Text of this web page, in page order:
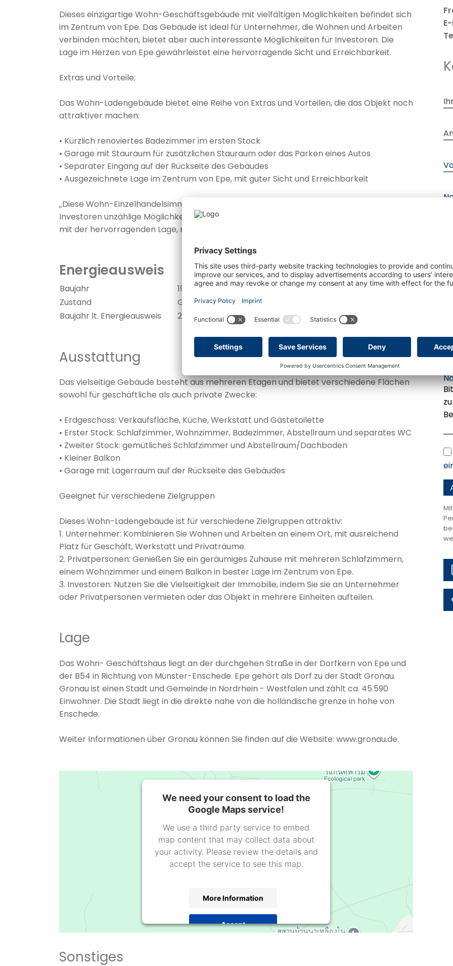
Dieses einzigartige Wohn-Geschäftsgebäude mit vielfältigen Möglichkeiten befindet sich
im Zentrum von Epe. Das Gebäude ist ideal für Unternehmer, die Wohnen und Arbeiten
verbinden möchten, bietet aber auch interessante Möglichkeiten für Investoren. Die
Lage im Herzen von Epe gewährleistet eine hervorragende Sicht und Erreichbarkeit.
Extras und Vorteile;
Das Wohn-Ladengebäude bietet eine Reihe von Extras und Vorteilen, die das Objekt noch
attraktiver machen:
• Kürzlich renoviertes Badezimmer im ersten Stock
• Garage mit Stauraum für zusätzlichen Stauraum oder das Parken eines Autos
• Separater Eingang auf der Rückseite des Gebäudes
• Ausgezeichnete Lage im Zentrum von Epe, mit guter Sicht und Erreichbarkeit
„Diese Wohn-Einzelhandelsimmobilie bietet Unternehmern, Privatpersonen und
Investoren unzählige Möglichkeiten. Die Kombination aus Wohnen und Arbeiten, gepaart
mit der hervorragenden Lage, macht diese Immobilie in ihrer Art einzigartig.“
Energieausweis
Baujahr
1939
Zustand
Gepflegt
Baujahr lt. Energieausweis
2010
Ausstattung
Das vielseitige Gebäude besteht aus mehreren Etagen und bietet verschiedene Flächen
sowohl für geschäftliche als auch private Zwecke:
• Erdgeschoss: Verkaufsfläche, Küche, Werkstatt und Gästetoilette
• Erster Stock: Schlafzimmer, Wohnzimmer, Badezimmer, Abstellraum und separates WC
• Zweiter Stock: gemütliches Schlafzimmer und Abstellraum/Dachboden
• Kleiner Balkon
• Garage mit Lagerraum auf der Rückseite des Gebäudes
Geeignet für verschiedene Zielgruppen
Dieses Wohn-Ladengebäude ist für verschiedene Zielgruppen attraktiv:
1. Unternehmer: Kombinieren Sie Wohnen und Arbeiten an einem Ort, mit ausreichend
Platz für Geschäft, Werkstatt und Privaträume.
2. Privatpersonen: Genießen Sie ein geräumiges Zuhause mit mehreren Schlafzimmern,
einem Wohnzimmer und einem Balkon in bester Lage im Zentrum von Epe.
3. Investoren: Nutzen Sie die Vielseitigkeit der Immobilie, indem Sie sie an Unternehmer
oder Privatpersonen vermieten oder das Objekt in mehrere Einheiten aufteilen.
Lage
Das Wohn- Geschäftshaus liegt an der durchgehen Straße in der Dorfkern von Epe und
der B54 in Richtung von Münster-Enschede. Epe gehört als Dorf zu der Stadt Gronau.
Gronau ist einen Stadt und Gemeinde in Nordrhein - Westfalen und zählt ca. 45.590
Einwohner. Die Stadt liegt in die direkte nahe von die holländische grenze in hohe von
Enschede.
Weiter Informationen über Gronau können Sie finden auf die Website: www.gronau.de.
We need your consent to load the
Google Maps service!
We use a third party service to embed
map content that may collect data about
your activity. Please review the details and
accept the service to see this map.
More Information
Accept
Sonstiges